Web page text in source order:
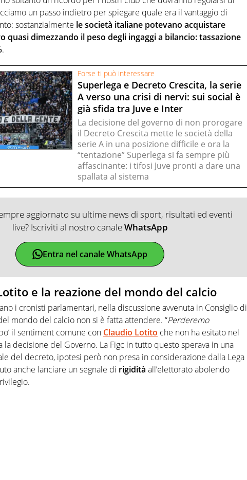
un passo indietro per spiegare quale era il vantaggio di
sostanzialmente le società italiane potevano acquistare
quasi dimezzando il peso degli ingaggi a bilancio: tassazione
.
Forse ti può interessare
Superlega e Decreto Crescita, la serie
A verso una crisi di nervi: sui social è
già sfida tra Juve e Inter
La decisione del governo di non prorogare
il Decreto Crescita mette le società della
serie A in una posizione difficile e ora la
“tentazione” Superlega si fa sempre più
affascinante: i tifosi Juve pronti a dare una
spallata al sistema
aggiornato su ultime news di sport, risultati ed eventi
live? Iscriviti al nostro canaleWhatsApp
Entra nel canale WhatsApp
e la reazione del mondo del calcio
i cronisti parlamentari, nella discussione avvenuta in Consiglio di
mondo del calcio non si è fatta attendere. “Perderemo
il sentiment comune con Claudio Lotito che non ha esitato nel
la decisione del Governo. La Figc in tutto questo sperava in una
del decreto, ipotesi però non presa in considerazione dalla Lega
anche lanciare un segnale di rigidità all’elettorato abolendo